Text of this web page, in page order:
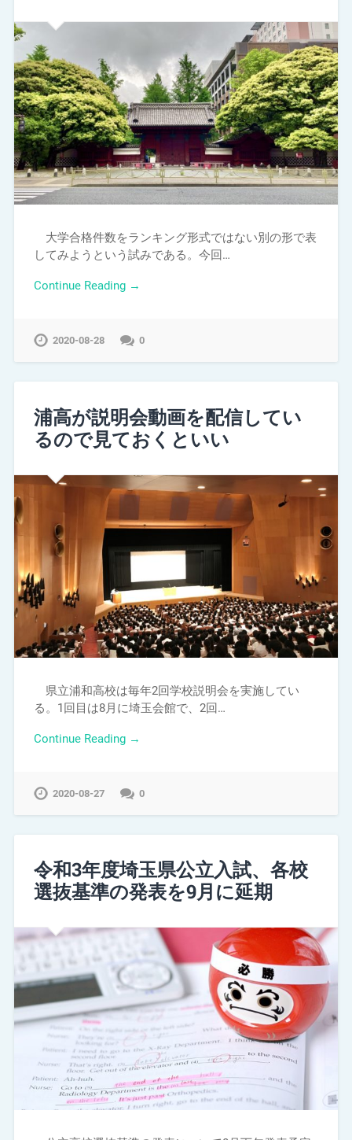
大学合格件数をランキング形式ではない別の形で表
してみようという試みである。今回…
Continue Reading →
2020-08-28 0
浦高が説明会動画を配信してい
るので見ておくといい
県立浦和高校は毎年2回学校説明会を実施してい
る。1回目は8月に埼玉会館で、2回…
Continue Reading →
2020-08-27 0
令和3年度埼玉県公立入試、各校
選抜基準の発表を9月に延期